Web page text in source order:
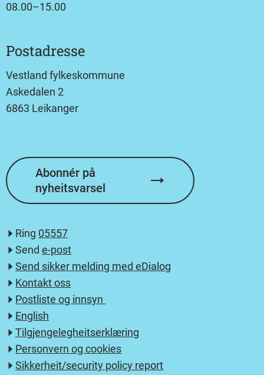
08.00–15.00
Postadresse
Vestland fylkeskommune
Askedalen 2
6863 Leikanger
Abonnér på
nyheitsvarsel
Ring 05557
Send e-post
Send sikker melding med eDialog
Kontakt oss
Postliste og innsyn
English
Tilgjengelegheitserklæring
Personvern og cookies
Sikkerheit/security policy report